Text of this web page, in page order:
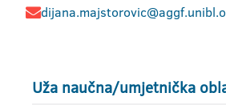
Uža naučna/umjetnička